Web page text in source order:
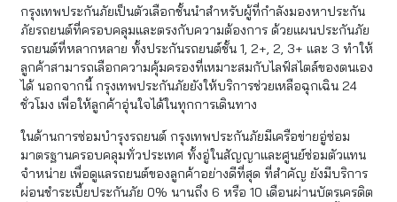
กรุงเทพประกันภัยเป็นตัวเลือกชั้นนำสำหรับผู้ที่กำลังมองหาประกัน
ภัยรถยนต์ที่ครอบคลุมและตรงกับความต้องการ ด้วยแผนประกันภัย
รถยนต์ที่หลากหลาย ทั้งประกันรถยนต์ชั้น 1, 2+, 2, 3+ และ 3 ทำให้
ลูกค้าสามารถเลือกความคุ้มครองที่เหมาะสมกับไลฟ์สไตล์ของตนเอง
ได้ นอกจากนี้ กรุงเทพประกันภัยยังให้บริการช่วยเหลือฉุกเฉิน 24
ชั่วโมง เพื่อให้ลูกค้าอุ่นใจได้ในทุกการเดินทาง
ในด้านการซ่อมบำรุงรถยนต์ กรุงเทพประกันภัยมีเครือข่ายอู่ซ่อม
มาตรฐานครอบคลุมทั่วประเทศ ทั้งอู่ในสัญญาและศูนย์ซ่อมตัวแทน
จำหน่าย เพื่อดูแลรถยนต์ของลูกค้าอย่างดีที่สุด ที่สำคัญ ยังมีบริการ
ผ่อนชำระเบี้ยประกันภัย 0% นานถึง 6 หรือ 10 เดือนผ่านบัตรเครดิต